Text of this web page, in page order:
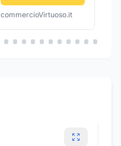
commercioVirtuoso.it